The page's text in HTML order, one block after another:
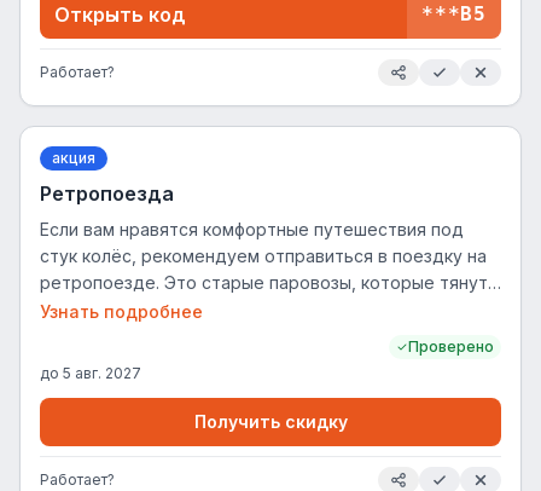
Открыть код ***B5
Работает?
акция
Ретропоезда
Если вам нравятся комфортные путешествия под
стук колёс, рекомендуем отправиться в поездку на
ретропоезде. Это старые паровозы, которые тянут
туристические поезда по уникальным маршрутам.
Узнать подробнее
Проверено
до 5 авг. 2027
Получить скидку
Работает?